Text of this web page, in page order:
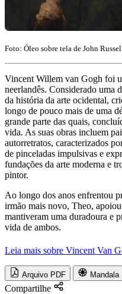
Foto: Óleo sobre tela de John
Vincent Willem van Gogh foi
neerlandês. Considerado uma
da história da arte ocidental,
longo de pouco mais de uma
grande parte das quais,
vida. As suas obras incluem
autorretratos, caracterizados
de pinceladas impulsivas e
fundações da arte moderna e
pintor.
Ao longo dos anos enfrentou
irmão mais novo, Theo,
mantiveram uma duradoura e
vida de ambos.
Leia mais sobre Vincent Van
Arquivo PDF Mandala
Compartilhe